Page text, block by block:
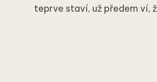
teprve staví, už předem ví,